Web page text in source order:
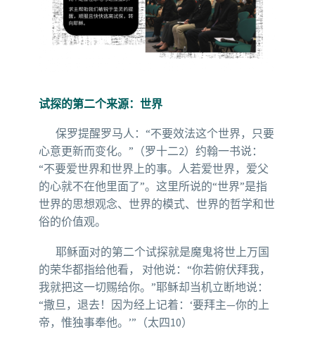
试探的第二个来源：世界
保罗提醒罗马人：“不要效法这个世界，只要
心意更新而变化。”（罗十二2）约翰一书说：
“不要爱世界和世界上的事。人若爱世界，爱父
的心就不在他里面了”。这里所说的“世界”是指
世界的思想观念、世界的模式、世界的哲学和世
俗的价值观。
耶稣面对的第二个试探就是魔鬼将世上万国
的荣华都指给他看， 对他说：“你若俯伏拜我，
我就把这一切赐给你。”耶稣却当机立断地说：
“撒旦，退去！因为经上记着：‘要拜主—你的上
帝，惟独事奉他。’”（太四10）